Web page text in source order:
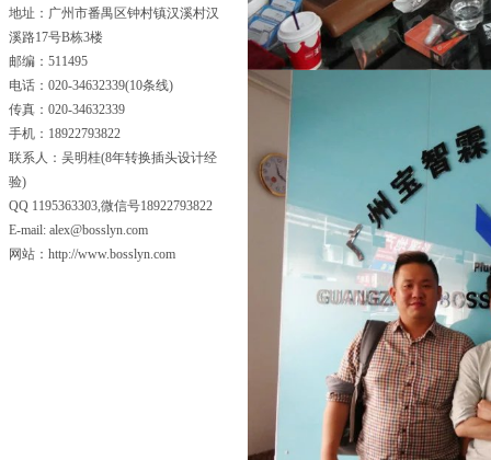
地址：广州市番禺区钟村镇汉溪村汉
溪路17号B栋3楼
邮编：511495
电话：020-34632339(10条线)
传真：020-34632339
手机：18922793822
联系人：吴明桂(8年转换插头设计经
验)
QQ 1195363303,微信号18922793822
E-mail: alex@bosslyn.com
网站：http://www.bosslyn.com